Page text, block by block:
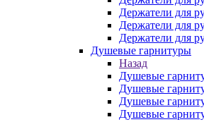
Держатели для
Держатели для
Держатели для
Душевые гарнитуры
Назад
Душевые
Душевые
Душевые
Душевые